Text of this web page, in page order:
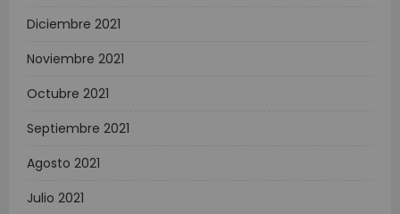
Diciembre 2021
Noviembre 2021
Octubre 2021
Septiembre 2021
Agosto 2021
Julio 2021